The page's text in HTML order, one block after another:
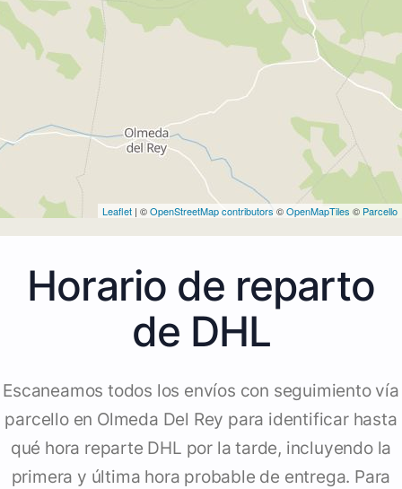
Leaflet | ©OpenStreetMap contributors ©OpenMapTiles © Parcello
Horario de reparto
de DHL
Escaneamos todos los envíos con seguimiento vía
parcello en Olmeda Del Rey para identificar hasta
qué hora reparte DHL por la tarde, incluyendo la
primera y última hora probable de entrega. Para